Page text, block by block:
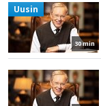
30 min
Uusin